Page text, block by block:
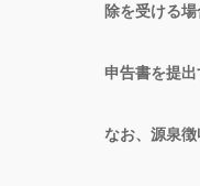
除を受ける
申告書を提出
なお、源泉